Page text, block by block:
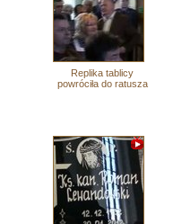
Replika tablicy
powróciła do ratusza